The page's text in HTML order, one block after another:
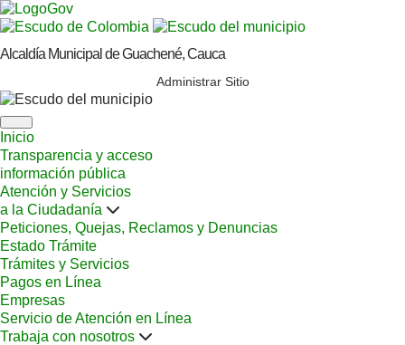
Alcaldía Municipal de Guachené, Cauca
Administrar Sitio
Inicio
Transparencia y acceso
información pública
Atención y Servicios
a la Ciudadanía
Peticiones, Quejas, Reclamos y Denuncias
Estado Trámite
Trámites y Servicios
Pagos en Línea
Empresas
Servicio de Atención en Línea
Trabaja con nosotros